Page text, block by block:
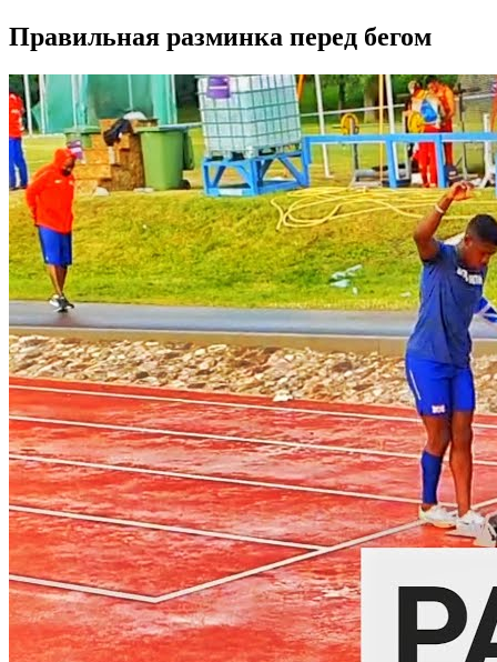
Правильная разминка перед бегом